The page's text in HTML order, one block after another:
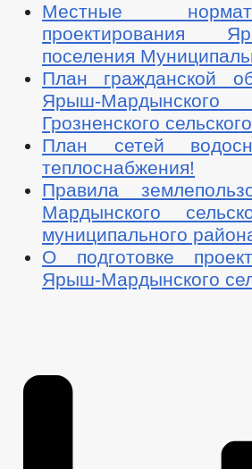
Местные
проектирования
поселения
План гражданской
Ярыш-
Грозненского
План сетей
теплоснабжения!
Правила
Мардынского
муниципального
О подготовке
Ярыш-Мардынского